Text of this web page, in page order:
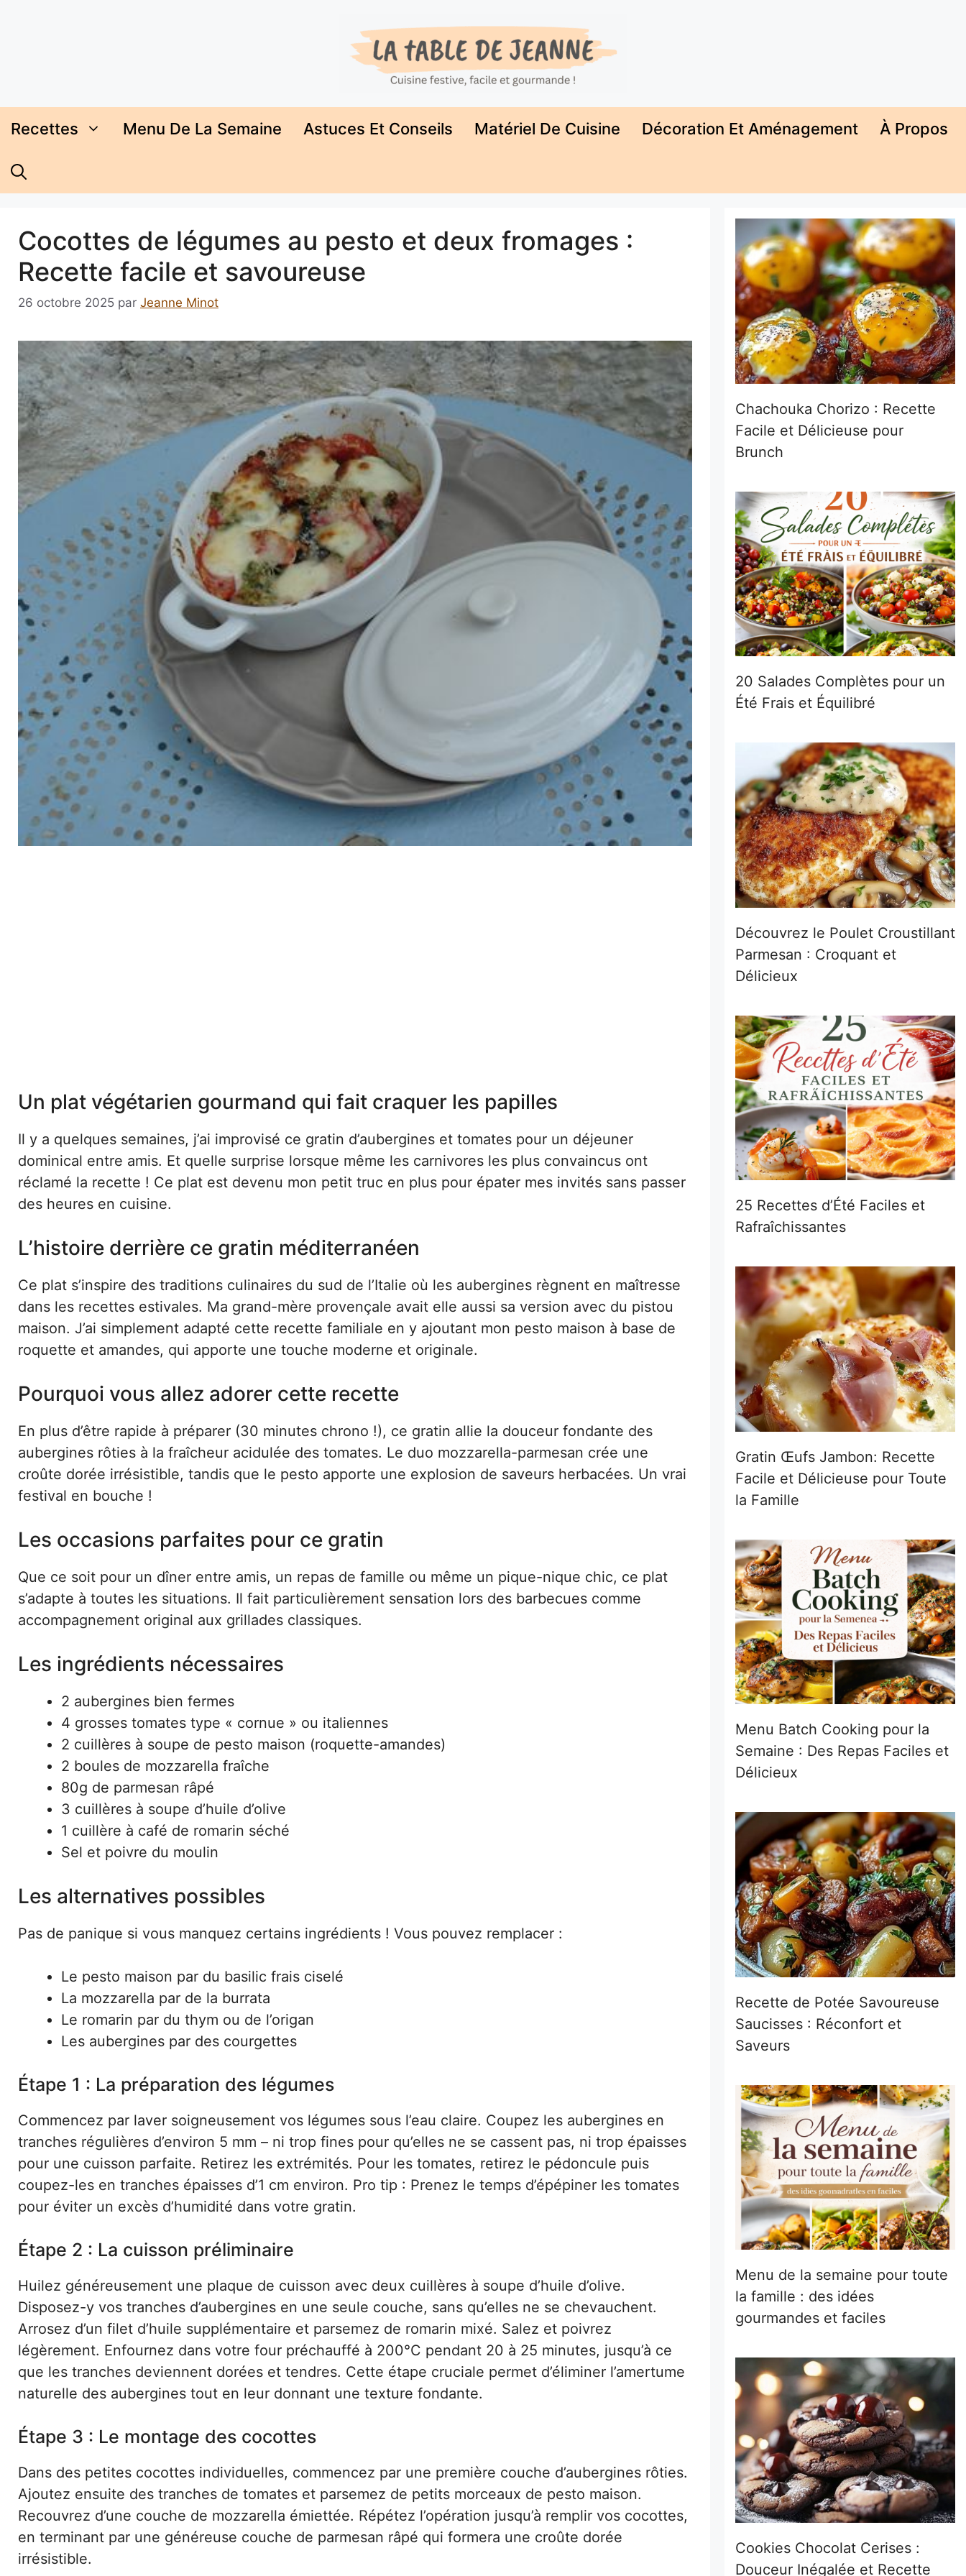
Recettes Menu De La Semaine Astuces Et Conseils Matériel De Cuisine Décoration Et Aménagement À Propos
Cocottes de légumes au pesto et deux fromages :
Recette facile et savoureuse
26 octobre 2025 par Jeanne Minot
Un plat végétarien gourmand qui fait craquer les papilles
Il y a quelques semaines, j’ai improvisé ce gratin d’aubergines et tomates pour un déjeuner
dominical entre amis. Et quelle surprise lorsque même les carnivores les plus convaincus ont
réclamé la recette ! Ce plat est devenu mon petit truc en plus pour épater mes invités sans passer
des heures en cuisine.
L’histoire derrière ce gratin méditerranéen
Ce plat s’inspire des traditions culinaires du sud de l’Italie où les aubergines règnent en maîtresse
dans les recettes estivales. Ma grand-mère provençale avait elle aussi sa version avec du pistou
maison. J’ai simplement adapté cette recette familiale en y ajoutant mon pesto maison à base de
roquette et amandes, qui apporte une touche moderne et originale.
Pourquoi vous allez adorer cette recette
En plus d’être rapide à préparer (30 minutes chrono !), ce gratin allie la douceur fondante des
aubergines rôties à la fraîcheur acidulée des tomates. Le duo mozzarella-parmesan crée une
croûte dorée irrésistible, tandis que le pesto apporte une explosion de saveurs herbacées. Un vrai
festival en bouche !
Les occasions parfaites pour ce gratin
Que ce soit pour un dîner entre amis, un repas de famille ou même un pique-nique chic, ce plat
s’adapte à toutes les situations. Il fait particulièrement sensation lors des barbecues comme
accompagnement original aux grillades classiques.
Les ingrédients nécessaires
2 aubergines bien fermes
4 grosses tomates type « cornue » ou italiennes
2 cuillères à soupe de pesto maison (roquette-amandes)
2 boules de mozzarella fraîche
80g de parmesan râpé
3 cuillères à soupe d’huile d’olive
1 cuillère à café de romarin séché
Sel et poivre du moulin
Les alternatives possibles
Pas de panique si vous manquez certains ingrédients ! Vous pouvez remplacer :
Le pesto maison par du basilic frais ciselé
La mozzarella par de la burrata
Le romarin par du thym ou de l’origan
Les aubergines par des courgettes
Étape 1 : La préparation des légumes
Commencez par laver soigneusement vos légumes sous l’eau claire. Coupez les aubergines en
tranches régulières d’environ 5 mm – ni trop fines pour qu’elles ne se cassent pas, ni trop épaisses
pour une cuisson parfaite. Retirez les extrémités. Pour les tomates, retirez le pédoncule puis
coupez-les en tranches épaisses d’1 cm environ. Pro tip : Prenez le temps d’épépiner les tomates
pour éviter un excès d’humidité dans votre gratin.
Étape 2 : La cuisson préliminaire
Huilez généreusement une plaque de cuisson avec deux cuillères à soupe d’huile d’olive.
Disposez-y vos tranches d’aubergines en une seule couche, sans qu’elles ne se chevauchent.
Arrosez d’un filet d’huile supplémentaire et parsemez de romarin mixé. Salez et poivrez
légèrement. Enfournez dans votre four préchauffé à 200°C pendant 20 à 25 minutes, jusqu’à ce
que les tranches deviennent dorées et tendres. Cette étape cruciale permet d’éliminer l’amertume
naturelle des aubergines tout en leur donnant une texture fondante.
Étape 3 : Le montage des cocottes
Dans des petites cocottes individuelles, commencez par une première couche d’aubergines rôties.
Ajoutez ensuite des tranches de tomates et parsemez de petits morceaux de pesto maison.
Recouvrez d’une couche de mozzarella émiettée. Répétez l’opération jusqu’à remplir vos cocottes,
en terminant par une généreuse couche de parmesan râpé qui formera une croûte dorée
irrésistible.
Chachouka Chorizo : Recette
Facile et Délicieuse pour
Brunch
20 Salades Complètes pour un
Été Frais et Équilibré
Découvrez le Poulet Croustillant
Parmesan : Croquant et
Délicieux
25 Recettes d’Été Faciles et
Rafraîchissantes
Gratin Œufs Jambon: Recette
Facile et Délicieuse pour Toute
la Famille
Menu Batch Cooking pour la
Semaine : Des Repas Faciles et
Délicieux
Recette de Potée Savoureuse
Saucisses : Réconfort et
Saveurs
Menu de la semaine pour toute
la famille : des idées
gourmandes et faciles
Cookies Chocolat Cerises :
Douceur Inégalée et Recette